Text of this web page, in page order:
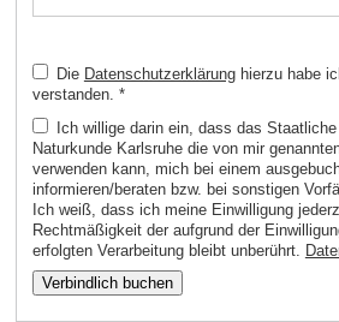
Die Datenschutzerklärunghierzu habe
verstanden. *
Ich willige darin ein, dass das
Naturkunde Karlsruhe die von mir
verwenden kann, mich bei einem
informieren/beraten bzw. bei sonstigen
Ich weiß, dass ich meine Einwilligung
Rechtmäßigkeit der aufgrund der
erfolgten Verarbeitung bleibt unberührt.
Verbindlich buchen